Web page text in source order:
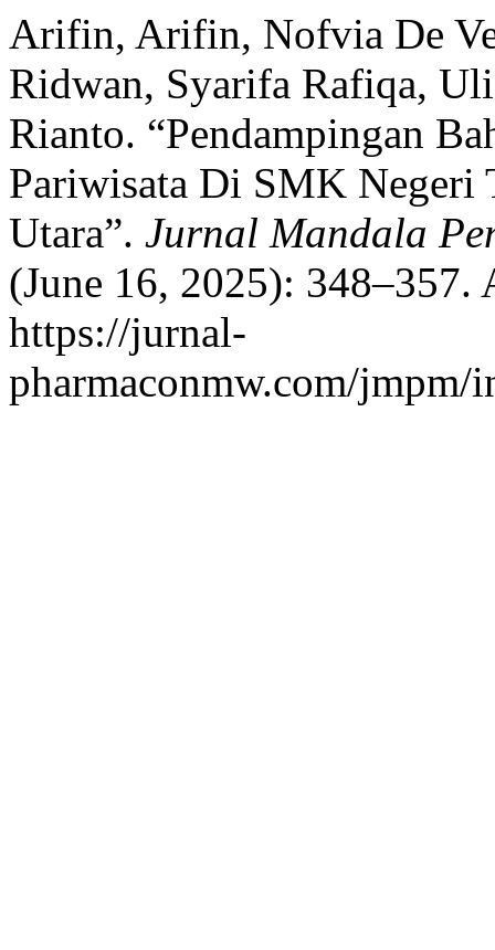
Arifin, Arifin, Nofvia De
Ridwan, Syarifa Rafiqa,
Rianto. “Pendampingan
Pariwisata Di SMK Negeri
Utara”. Jurnal Mandala
(June 16, 2025): 348–357.
https://jurnal-
pharmaconmw.com/